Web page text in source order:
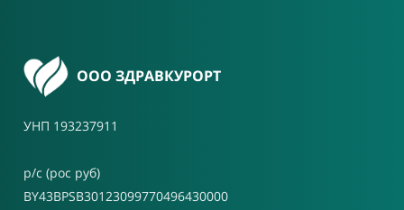
ООО ЗДРАВКУРОРТ
УНП 193237911
р/с (рос руб)
BY43BPSB30123099770496430000